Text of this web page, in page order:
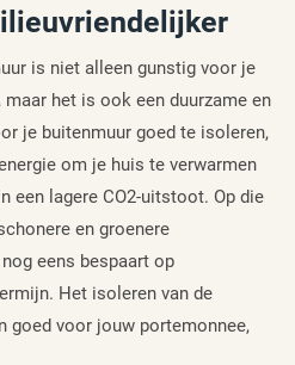
is niet alleen gunstig voor je
het is ook een duurzame en
je buitenmuur goed te isoleren,
om je huis te verwarmen
een lagere CO2-uitstoot. Op die
en groenere
eens bespaart op
Het isoleren van de
goed voor jouw portemonnee,